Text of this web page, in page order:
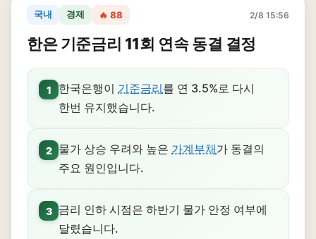
국내 경제 🔥 88 2/8 15:56
한은 기준금리 11회 연속 동결 결정
1 한국은행이 기준금리를 연 3.5%로 다시
한번 유지했습니다.
2 물가 상승 우려와 높은 가계부채가 동결의
주요 원인입니다.
3
금리 인하 시점은 하반기 물가 안정 여부에
달렸습니다.